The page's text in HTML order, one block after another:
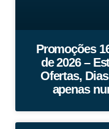
Promoções
de 2026 –
Ofertas,
apenas